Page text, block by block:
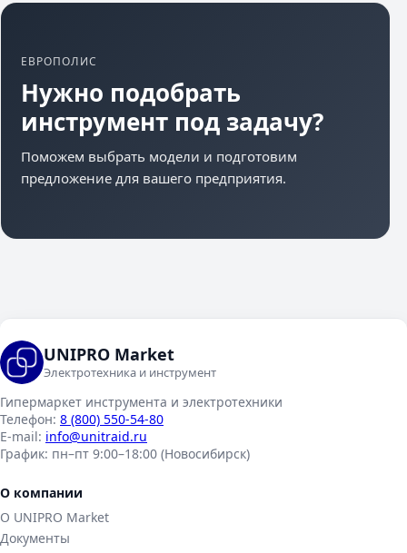
ЕВРОПОЛИС
Нужно подобрать
инструмент под задачу?
Поможем выбрать модели и подготовим
предложение для вашего предприятия.
UNIPRO Market
Электротехника и инструмент
Гипермаркет инструмента и электротехники
Телефон: 8 (800) 550-54-80
E-mail: info@unitraid.ru
График: пн–пт 9:00–18:00 (Новосибирск)
О компании
О UNIPRO Market
Документы